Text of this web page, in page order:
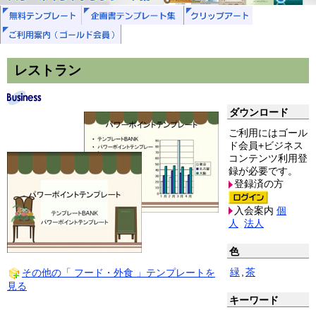
レストラン
その他の「 フード・外食 」テンプレートを
見る
ダウンロード
ご利用にはゴール
ド会員+ビジネス
コンテンツ利用登
録が必要です。
登録済の方
入会案内 個
人
法人
色
緑 茶
キーワード